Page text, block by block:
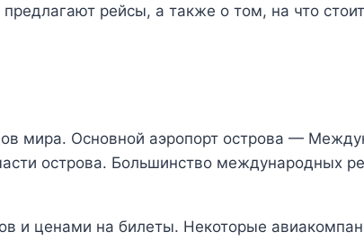
рейсы, а также о том, на что
мира. Основной аэропорт острова —
острова. Большинство международных
и ценами на билеты. Некоторые